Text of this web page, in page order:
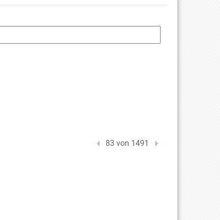
Vorheriger Treffer
83 von 1491 Nächster Treffer